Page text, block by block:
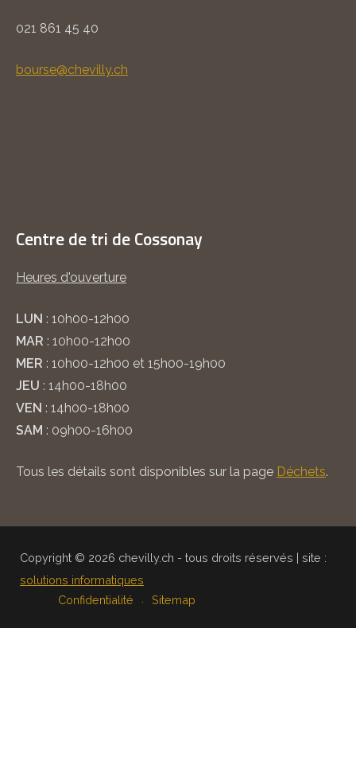
021 861 45 40
bourse@chevilly.ch
Centre de tri de Cossonay
Heures d'ouverture
LUN : 10h00-12h00
MAR : 10h00-12h00
MER : 10h00-12h00 et 15h00-19h00
JEU : 14h00-18h00
VEN : 14h00-18h00
SAM : 09h00-16h00
Tous les détails sont disponibles sur la page Déchets.
Copyright © 2026 chevilly.ch - tous droits réservés | site :
solutions informatiques
Confidentialité
Sitemap